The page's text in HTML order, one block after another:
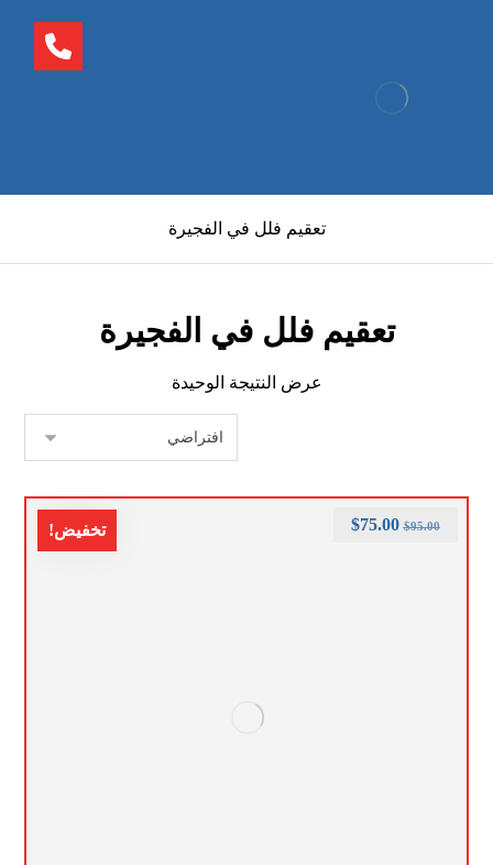
تعقيم فلل في الفجيرة
تعقيم فلل في الفجيرة
عرض النتيجة الوحيدة
تخفيض! $95.00
$75.00